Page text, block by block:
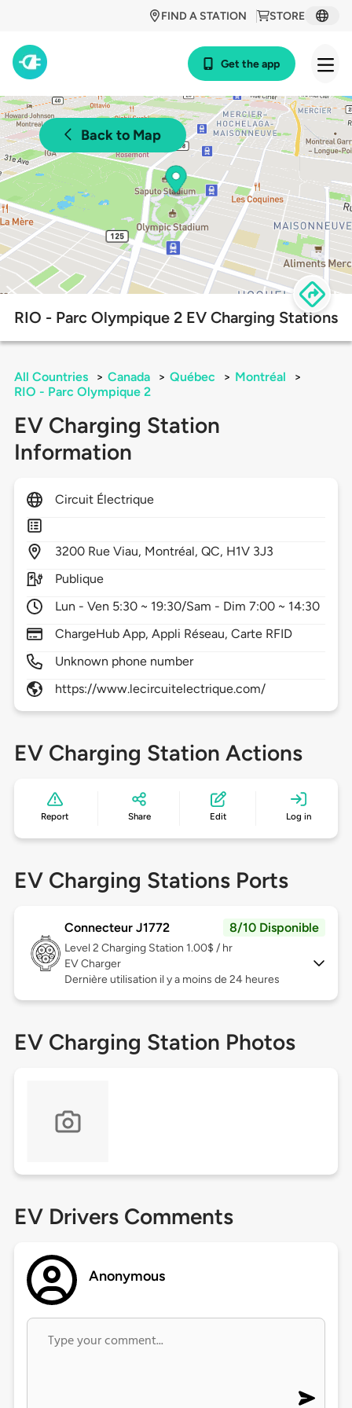
STORE
FIND A STATION
Get the app
Back to Map
RIO - Parc Olympique 2 EV Charging Stations
All Countries > Canada > Québec > Montréal
>
RIO - Parc Olympique 2
EV Charging Station
Information
Circuit Électrique
3200 Rue Viau, Montréal,QC, H1V 3J3
Publique
Lun - Ven 5:30 ~ 19:30/Sam - Dim 7:00 ~ 14:30
ChargeHub App, Appli Réseau, Carte RFID
Unknown phone number
https://www.lecircuitelectrique.com/
EV Charging Station Actions
Report Share Edit Log in
EV Charging Stations Ports
Connecteur J1772 8/10 Disponible
Level 2 Charging Station 1.00$ / hr
EV Charger
Dernière utilisation il y a moins de 24 heures
EV Charging Station Photos
EV Drivers Comments
Anonymous